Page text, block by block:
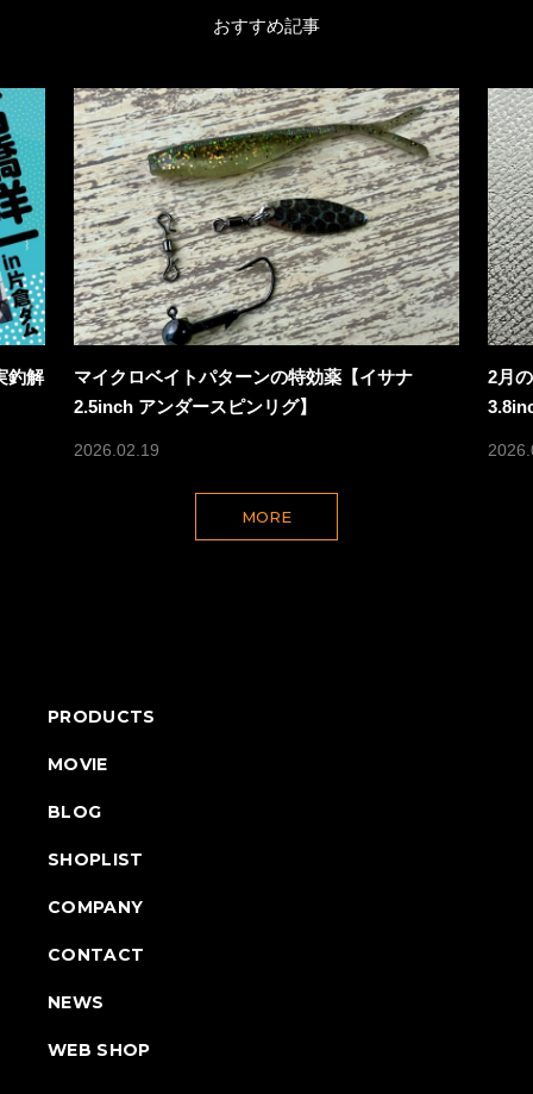
おすすめ記事
釣解
マイクロベイトパターンの特効薬【イサナ
2.5inch アンダースピンリグ】
2026.02.19
2月
MORE
PRODUCTS
MOVIE
BLOG
SHOPLIST
COMPANY
CONTACT
NEWS
WEB SHOP